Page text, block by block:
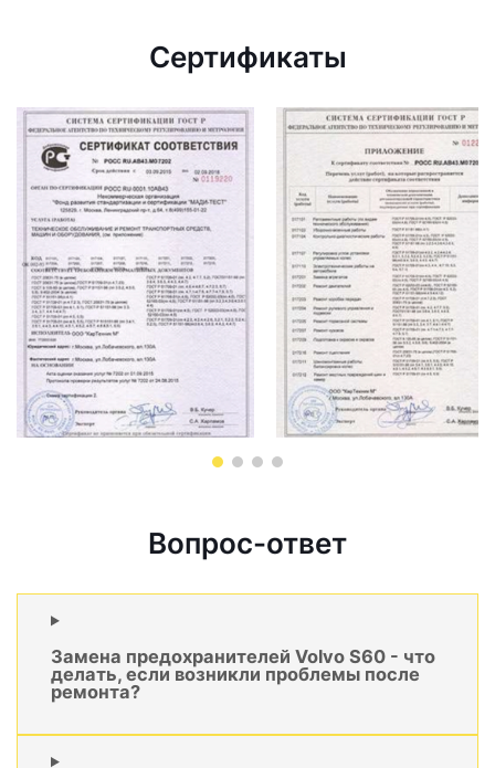
Сертификаты
Вопрос-ответ
Замена предохранителей Volvo S60 - что
делать, если возникли проблемы после
ремонта?